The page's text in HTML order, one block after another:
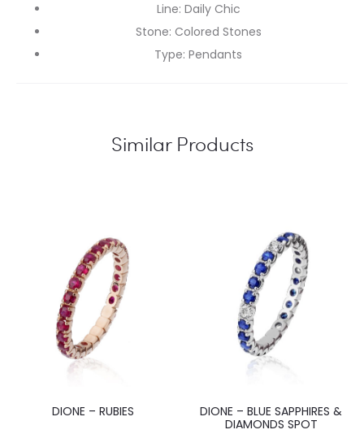
Line: Daily Chic
Stone: Colored Stones
Type: Pendants
Similar Products
DIONE – RUBIES
DIONE – BLUE SAPPHIRES &
DIAMONDS SPOT